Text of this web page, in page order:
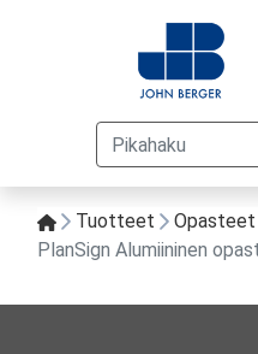
Tuotteet
PlanSign Alumiininen